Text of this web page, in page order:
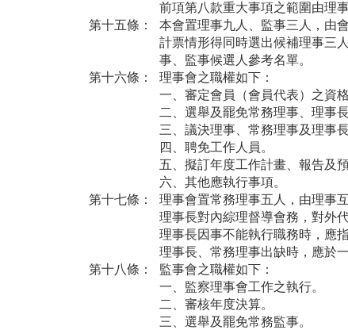
前項第八款重大事項之範圍由理事
第十五條：
本會置理事九人、監事三人，由
計票情形得同時選出候補理事三
事、監事候選人參考名單。
第十六條：
理事會之職權如下：
一、審定會員（會員代表）之資格
二、選舉及罷免常務理事、理事長
三、議決理事、常務理事及理事長
四、聘免工作人員。
五、擬訂年度工作計畫、報告及
六、其他應執行事項。
第十七條：
理事會置常務理事五人，由理事
理事長對內綜理督導會務，對外
理事長因事不能執行職務時，應
理事長、常務理事出缺時，應於
第十八條：
監事會之職權如下：
一、監察理事會工作之執行。
二、審核年度決算。
三、選舉及罷免常務監事。